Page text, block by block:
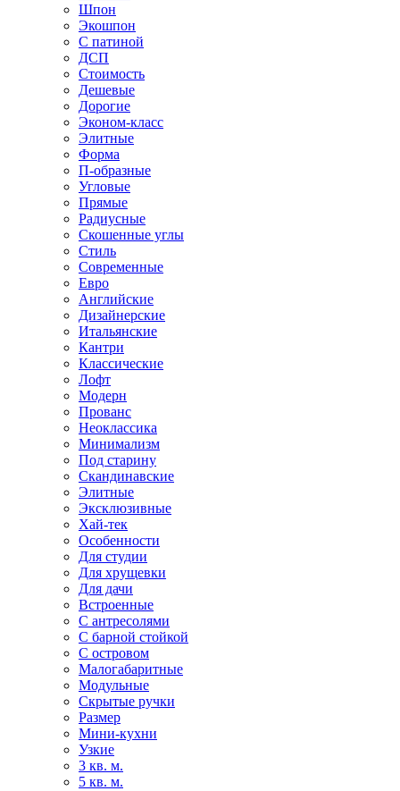
Шпон
Экошпон
С патиной
ДСП
Стоимость
Дешевые
Дорогие
Эконом-класс
Элитные
Форма
П-образные
Угловые
Прямые
Радиусные
Скошенные углы
Стиль
Современные
Евро
Английские
Дизайнерские
Итальянские
Кантри
Классические
Лофт
Модерн
Прованс
Неоклассика
Минимализм
Под старину
Скандинавские
Элитные
Эксклюзивные
Хай-тек
Особенности
Для студии
Для хрущевки
Для дачи
Встроенные
С антресолями
С барной стойкой
С островом
Малогабаритные
Модульные
Скрытые ручки
Размер
Мини-кухни
Узкие
3 кв. м.
5 кв. м.